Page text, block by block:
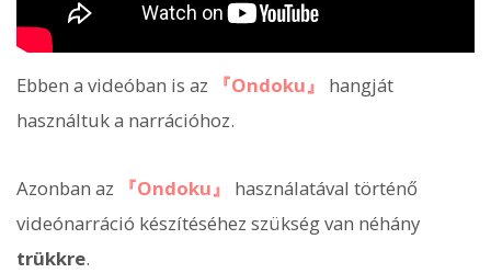
Ebben a videóban is az 『Ondoku』
hangját
használtuk a narrációhoz.
Azonban az 『Ondoku』
használatával történő
videónarráció készítéséhez szükség van néhány
trükkre.